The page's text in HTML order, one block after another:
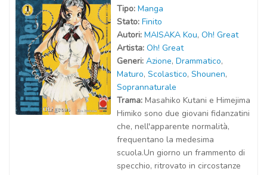
Tipo: Manga
Stato: Finito
Autori: MAISAKA Kou, Oh! Great
Artista: Oh! Great
Generi: Azione, Drammatico,
Maturo, Scolastico, Shounen,
Soprannaturale
Trama: Masahiko Kutani e Himejima
Himiko sono due giovani fidanzatini
che, nell'apparente normalità,
frequentano la medesima
scuola.Un giorno un frammento di
specchio, ritrovato in circostanze